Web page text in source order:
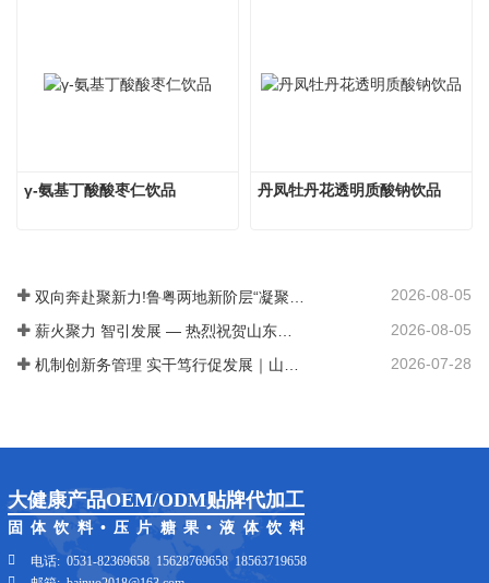
γ-氨基丁酸酸枣仁饮品 丹凤牡丹花透明质酸钠饮品
2026-08-05
2026-08-05
机制创新务管理 实干笃行促发展｜山东佰诺2026上半年工作总结暨表彰大会圆满召开 2026-07-28
大健康产品OEM/ODM贴牌代加工
固体饮料•压片糖果•液体饮料
电话: 0531-82369658 15628769658 18563719658